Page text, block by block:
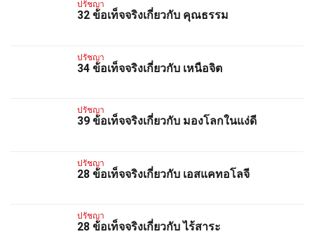
ปรัชญา
32 ข้อเท็จจริงเกี่ยวกับ คุณธรรม
ปรัชญา
34 ข้อเท็จจริงเกี่ยวกับ เหนือจิต
ปรัชญา
39 ข้อเท็จจริงเกี่ยวกับ มองโลกในแง่ดี
ปรัชญา
28 ข้อเท็จจริงเกี่ยวกับ เอสแคทอโลจี
ปรัชญา
28 ข้อเท็จจริงเกี่ยวกับ ไร้สาระ